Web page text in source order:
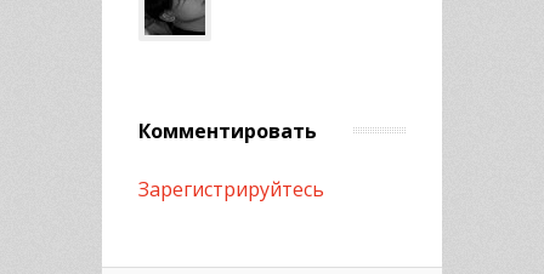
Комментировать
Зарегистрируйтесь